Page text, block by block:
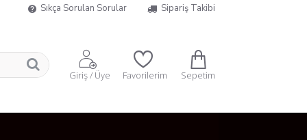
Sıkça Sorulan Sorular Sipariş Takibi
Giriş / Üye Favorilerim Sepetim